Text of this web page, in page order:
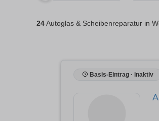
24Autoglas & Scheibenreparatur in
Basis-Eintrag · inaktiv